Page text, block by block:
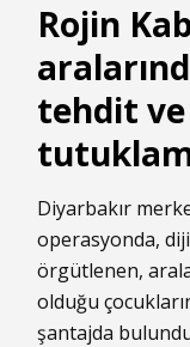
Rojin
tehdit
Diyarbakır
operasyonda,
örgütlenen,
olduğu
şantajda